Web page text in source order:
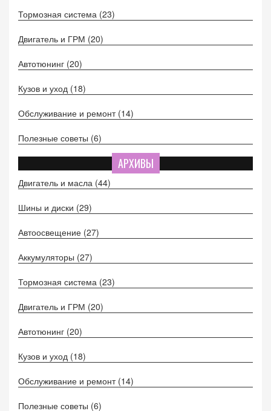
Тормозная система (23)
Двигатель и ГРМ (20)
Автотюнинг (20)
Кузов и уход (18)
Обслуживание и ремонт (14)
Полезные советы (6)
АРХИВЫ
Двигатель и масла (44)
Шины и диски (29)
Автоосвещение (27)
Аккумуляторы (27)
Тормозная система (23)
Двигатель и ГРМ (20)
Автотюнинг (20)
Кузов и уход (18)
Обслуживание и ремонт (14)
Полезные советы (6)